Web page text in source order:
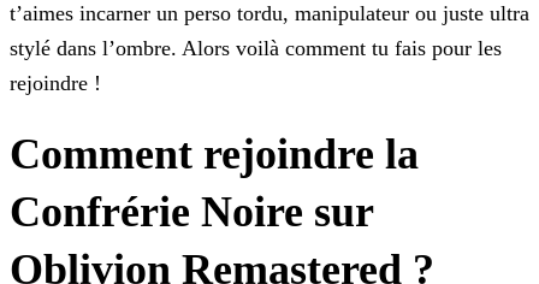
t’aimes incarner un perso tordu, manipulateur ou juste ultra
stylé dans l’ombre. Alors voilà comment tu fais pour les
rejoindre !
Comment rejoindre la
Confrérie Noire sur
Oblivion Remastered ?